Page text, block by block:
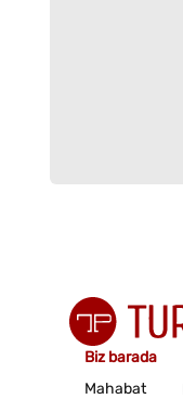
Biz barada
Mahabat